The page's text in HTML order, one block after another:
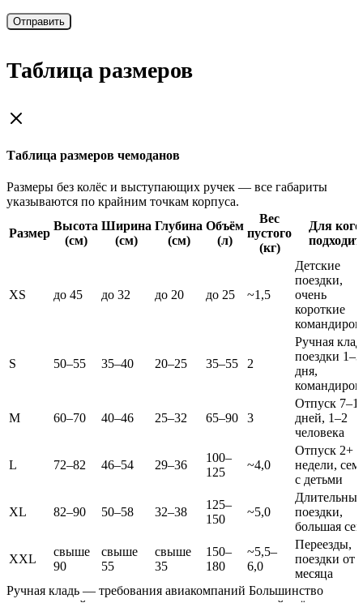
Таблица размеров
Таблица размеров чемоданов
Размеры без колёс и выступающих ручек — все габариты
указываются по крайним точкам корпуса.
Размер
Высота
(см)
Ширина
(см)
Глубина
(см)
Объём
(л)
Вес
пустого
(кг)
Для кого
подходит
XS до 45 до 32 до 20 до 25 ~1,5
Детские
поездки,
очень
короткие
S 50–55 35–40 20–25 35–55 2
Ручная
поездки 1–3
дня,
M 60–70 40–46 25–32 65–90 3
Отпуск
дней, 1–2
человека
L 72–82 46–54 29–36
100–
125
~4,0
Отпуск 2+
недели,
с детьми
XL 82–90 50–58 32–38
125–
150
~5,0
Длительные
поездки,
большая
XXL
свыше
90
свыше
55
свыше
35
150–
180
~5,5–
6,0
Переезды,
поездки от
месяца
Ручная кладь — требования авиакомпаний Большинство